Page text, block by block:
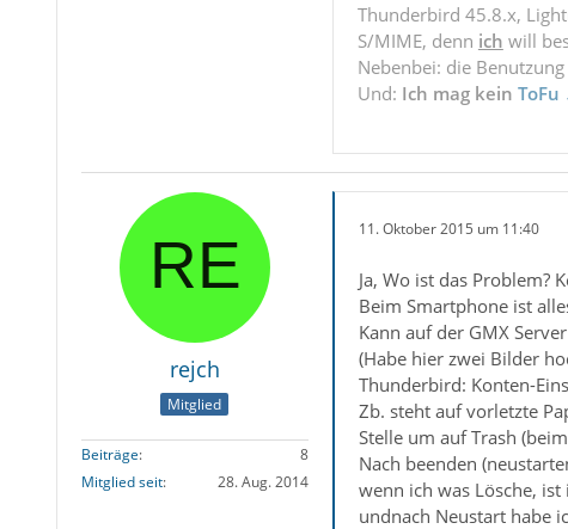
Thunderbird 45.8.x,
S/MIME, denn ich will
Nebenbei: die
Und: Ich mag kein ToFu
rejch
Mitglied
Beiträge
8
Mitglied seit
28. Aug. 2014
11. Oktober 2015 um 11:40
Ja, Wo ist das Problem?
Beim Smartphone ist
Kann auf der GMX
(Habe hier zwei Bilder
Thunderbird: Konten-
Zb. steht auf vorletzte
Stelle um auf Trash
Nach beenden
wenn ich was Lösche,
undnach Neustart habe